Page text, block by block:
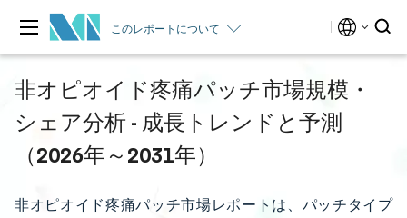
このレポートについて
非オピオイド疼痛パッチ市場規模・
シェア分析 - 成長トレンドと予測
（2026年～2031年）
非オピオイド疼痛パッチ市場レポートは、パッチタイプ